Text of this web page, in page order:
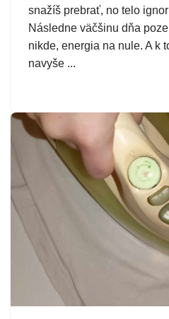
snažíš prebrať, no telo
Následne väčšinu dňa
nikde, energia na nule. A k
navyše ...